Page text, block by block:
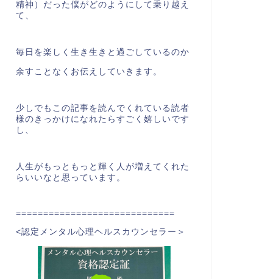
精神）だった僕がどのようにして乗り越え
て、
毎日を楽しく生き生きと過ごしているのか
余すことなくお伝えしていきます。
少しでもこの記事を読んでくれている読者
様のきっかけになれたらすごく嬉しいです
し、
人生がもっともっと輝く人が増えてくれた
らいいなと思っています。
=============================
<認定メンタル心理ヘルスカウンセラー＞